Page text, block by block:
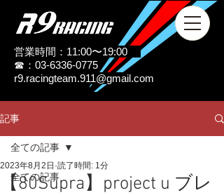
営業時間：11:00〜19:00
☎：03-6336-0775
r9.racingteam.911@gmail.com
記事
全ての記事
全ての記事
【80Supra】project u ブレ
2023年8月2日 読了時間: 1分